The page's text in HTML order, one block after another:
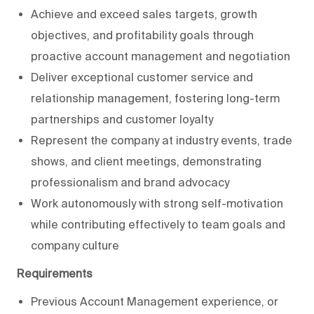
Achieve and exceed sales targets, growth
objectives, and profitability goals through
proactive account management and negotiation
Deliver exceptional customer service and
relationship management, fostering long-term
partnerships and customer loyalty
Represent the company at industry events, trade
shows, and client meetings, demonstrating
professionalism and brand advocacy
Work autonomously with strong self-motivation
while contributing effectively to team goals and
company culture
Requirements
Previous Account Management experience, or